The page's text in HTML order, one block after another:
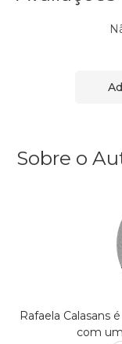
Sobre o
Rafaela Calasans
com